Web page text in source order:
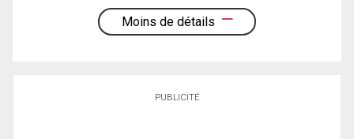
Moins de détails
PUBLICITÉ